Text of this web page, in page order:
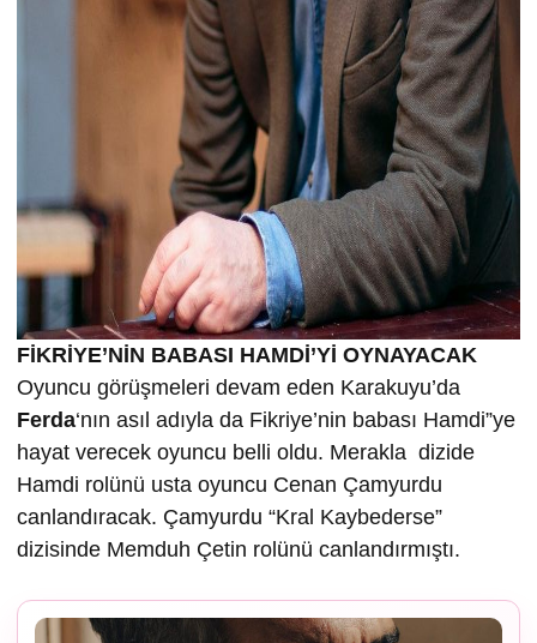
FİKRİYE’NİN BABASI HAMDİ’Yİ OYNAYACAK
Oyuncu görüşmeleri devam eden Karakuyu’da
Ferda‘nın asıl adıyla da Fikriye’nin babası Hamdi”ye
hayat verecek oyuncu belli oldu. Merakla dizide
Hamdi rolünü usta oyuncu Cenan Çamyurdu
canlandıracak. Çamyurdu “Kral Kaybederse”
dizisinde Memduh Çetin rolünü canlandırmıştı.